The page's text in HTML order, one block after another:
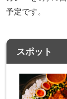
予定です。
スポット